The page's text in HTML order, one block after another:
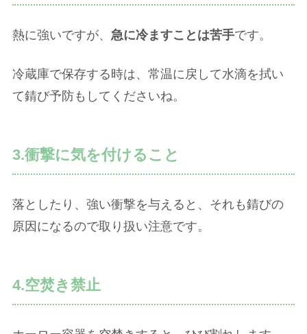
熱に強いですが、 急に冷ますことは苦手です。
冷蔵庫で保存する時は、常温に戻して水滴を拭い
て錆び予防もしてくださいね。
3.衝撃に気を付けること
落としたり、強い衝撃を与えると、それも錆びの
原因になるので取り扱い注意です。
4.空焚き禁止